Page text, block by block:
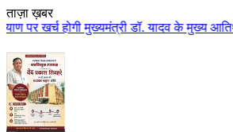
ताज़ा ख़बर
मुख्यमंत्री डॉ. यादव के मुख्य आतिथ्य में